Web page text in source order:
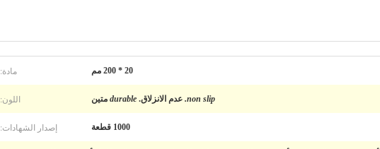
20 * 200 مم مادة:
non slip. عدم الانزلاق. durable متين اللون:
1000 قطعة إصدار الشهادات: